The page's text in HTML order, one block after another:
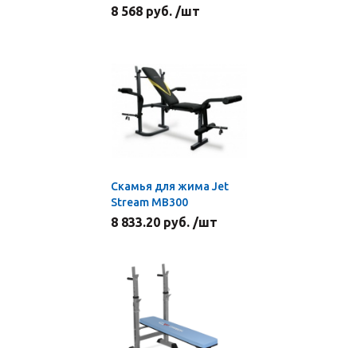
8 568 руб. /шт
Скамья для жима Jet
Stream MB300
8 833.20 руб. /шт